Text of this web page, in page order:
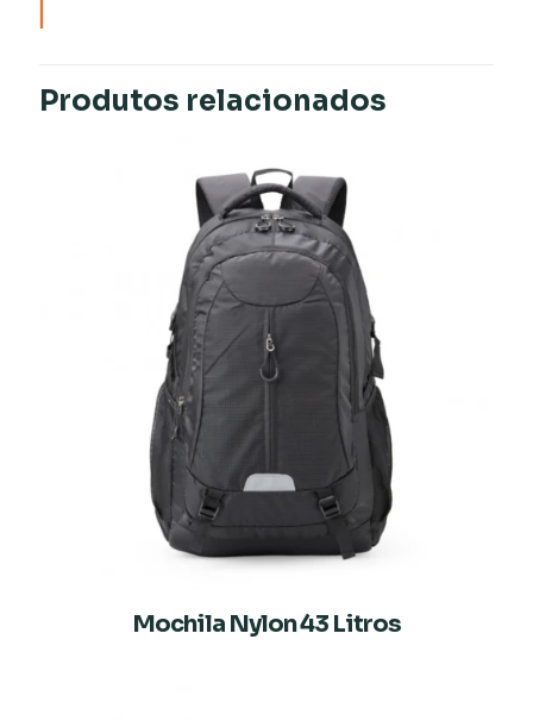
Produtos relacionados
Mochila Nylon 43 Litros